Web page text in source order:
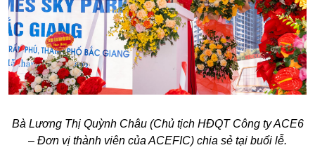
Bà Lương Thị Quỳnh Châu (Chủ tịch HĐQT Công ty ACE6
– Đơn vị thành viên của ACEFIC) chia sẻ tại buổi lễ.